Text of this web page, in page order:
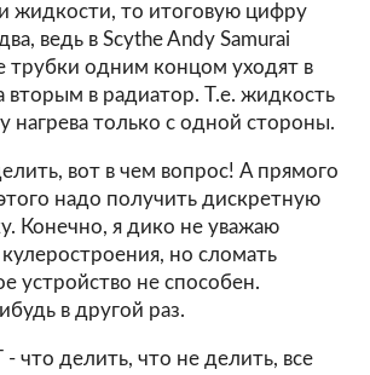
жидкости, то итоговую цифру
ведь в Scythe Andy Samurai
трубки одним концом уходят в
вторым в радиатор. Т.е. жидкость
нагрева только с одной стороны.
вот в чем вопрос! А прямого
надо получить дискретную
Конечно, я дико не уважаю
но сломать
устройство не способен.
в другой раз.
что делить, что не делить, все